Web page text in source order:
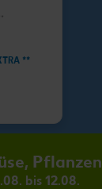
**
Pflanzen
bis 12.08.